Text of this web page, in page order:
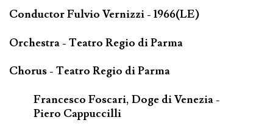
Conductor Fulvio Vernizzi - 1966(LE)
Orchestra - Teatro Regio di Parma
Chorus - Teatro Regio di Parma
Francesco Foscari, Doge di Venezia -
Piero Cappuccilli